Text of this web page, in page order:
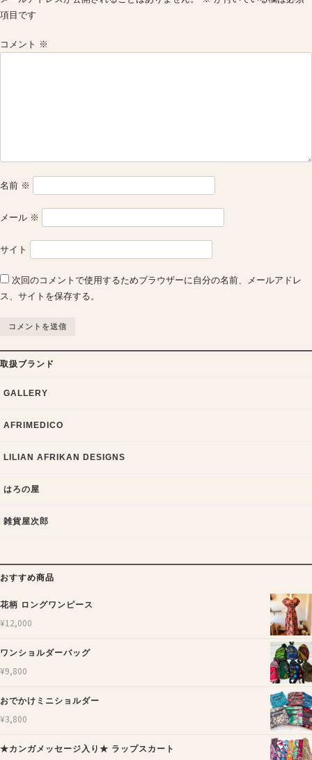
項目です
コメント ※
名前 ※
メール ※
サイト
次回のコメントで使用するためブラウザーに自分の名前、メールアドレ
ス、サイトを保存する。
取扱ブランド
GALLERY
AFRIMEDICO
LILIAN AFRIKAN DESIGNS
はろの屋
雑貨屋次郎
おすすめ商品
花柄 ロングワンピース
¥12,000
ワンショルダーバッグ
¥9,800
おでかけミニショルダー
¥3,800
★カンガメッセージ入り★ ラップスカート